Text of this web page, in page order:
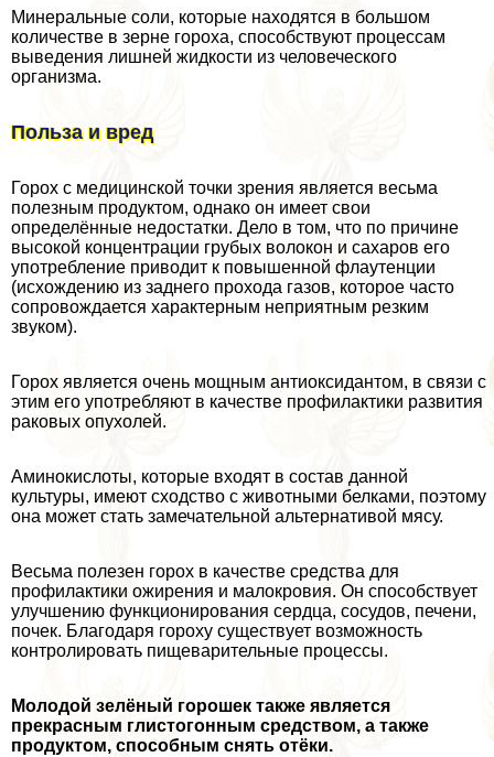
Минеральные соли, которые находятся в большом
количестве в зерне гороха, способствуют процессам
выведения лишней жидкости из человеческого
организма.
Польза и вред
Горох с медицинской точки зрения является весьма
полезным продуктом, однако он имеет свои
определённые недостатки. Дело в том, что по причине
высокой концентрации грубых волокон и сахаров его
употрeбление приводит к повышенной флаутенции
(исхождению из заднего прохода газов, которое часто
сопровождается хаpaктерным неприятным резким
звуком).
Горох является очень мощным антиоксидантом, в связи с
этим его употрeбляют в качестве профилактики развития
paковых опухолей.
Аминокислоты, которые входят в состав данной
культуры, имеют сходство с животными белками, поэтому
она может стать замечательной альтернативой мясу.
Весьма полезен горох в качестве средства для
профилактики ожирения и малокровия. Он способствует
улучшению функционирования сердца, сосудов, печени,
почек. Благодаря гороху существует возможность
контролировать пищеварительные процессы.
Молодой зелёный горошек также является
прекрасным глистогонным средством, а также
продуктом, способным снять отёки.